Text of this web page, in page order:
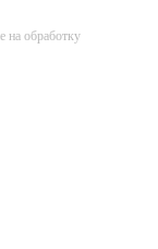
на обработку